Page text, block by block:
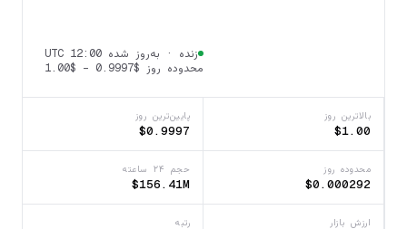
زنده · به‌روز شده 12:00 UTC
محدوده روز
$0.9997
–
$1.00
بالاترین روز
$1.00
پایین‌ترین روز
$0.9997
محدوده روز
$0.000292
حجم ۲۴ ساعته
$156.41M
ارزش بازار رتبه